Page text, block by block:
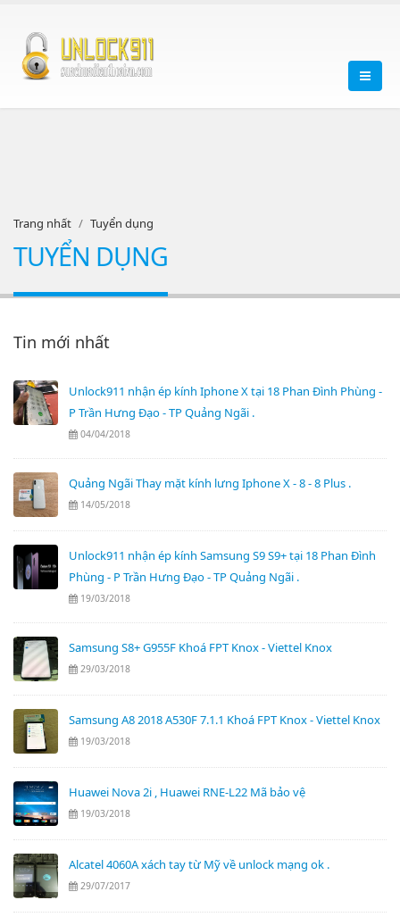
Trang nhất Tuyển dụng
TUYỂN DỤNG
Tin mới nhất
Unlock911 nhận ép kính Iphone X tại 18 Phan Đình Phùng -
P Trần Hưng Đạo - TP Quảng Ngãi .
04/04/2018
Quảng Ngãi Thay mặt kính lưng Iphone X - 8 - 8 Plus .
14/05/2018
Unlock911 nhận ép kính Samsung S9 S9+ tại 18 Phan Đình
Phùng - P Trần Hưng Đạo - TP Quảng Ngãi .
19/03/2018
Samsung S8+ G955F Khoá FPT Knox - Viettel Knox
29/03/2018
Samsung A8 2018 A530F 7.1.1 Khoá FPT Knox - Viettel Knox
19/03/2018
Huawei Nova 2i , Huawei RNE-L22 Mã bảo vệ
19/03/2018
Alcatel 4060A xách tay từ Mỹ về unlock mạng ok .
29/07/2017